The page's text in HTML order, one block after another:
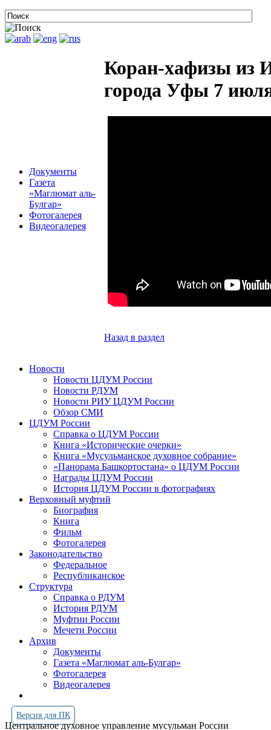
Документы
Газета
«Маглюмат аль-
Булгар»
Фотогалерея
Видеогалерея
Коран-хафизы из
города Уфы 7
Назад в раздел
Новости
Новости ЦДУМ России
Новости РДУМ
Новости РИУ ЦДУМ России
Обзор СМИ
ЦДУМ России
Справка о ЦДУМ России
Книга «Исторические очерки»
Книга «Мусульманское духовное собрание»
«Панорама Башкортостана» о ЦДУМ России
Награды ЦДУМ России
История ЦДУМ России в фотографиях
Верховный муфтий
Биография
Книга
Фильм
Фотогалерея
Законодательство
Федеральное
Республиканское
Структура
Справка о РДУМ
История РДУМ
Муфтии России
Мечети России
Архив
Документы
Газета «Маглюмат аль-Булгар»
Фотогалерея
Видеогалерея
Версия для ПК
Центральное духовное управление мусульман России